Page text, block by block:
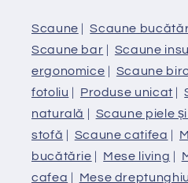
Scaune |Scaune
Scaune bar | Scaune
ergonomice | Scaune
fotoliu | Produse unicat |
naturală | Scaune piele
stofă | Scaune catifea |
bucătărie | Mese living |
cafea | Mese